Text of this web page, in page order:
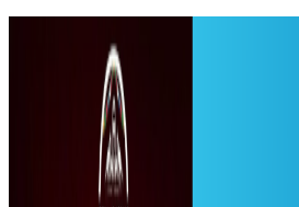
भ्वाइस अफ नेपाल सिजन ५
राईलाई,उत्सबमय बन्यो